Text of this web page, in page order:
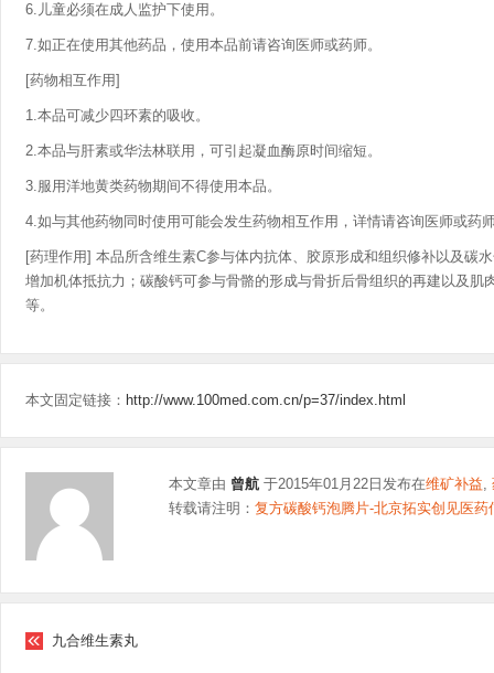
6.儿童必须在成人监护下使用。
7.如正在使用其他药品，使用本品前请咨询医师或药师。
[药物相互作用]
1.本品可减少四环素的吸收。
2.本品与肝素或华法林联用，可引起凝血酶原时间缩短。
3.服用洋地黄类药物期间不得使用本品。
4.如与其他药物同时使用可能会发生药物相互作用，详情请咨询医师或药
[药理作用] 本品所含维生素C参与体内抗体、胶原形成和组织修补以及碳
增加机体抵抗力；碳酸钙可参与骨骼的形成与骨折后骨组织的再建以及
等。
本文固定链接： http://www.100med.com.cn/p=37/index.html
本文章由 曾航 于2015年01月22日发布在维矿补益,
转载请注明： 复方碳酸钙泡腾片-北京拓实创见医药
九合维生素丸